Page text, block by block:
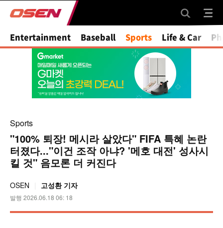
Entertainment Baseball Sports Life & Car
Sports
"100% 퇴장! 메시라 살았다" FIFA 특혜 논란
터졌다..."이건 조작 아냐? '메호 대전' 성사시
킬 것" 음모론 더 커진다
OSEN 고성환 기자
발행 2026.06.18 06: 18